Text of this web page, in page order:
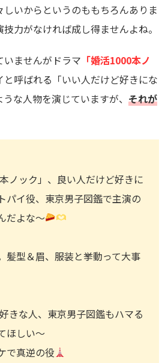
いからというのももちろんありま
力がなければ成し得ませんよね。
いませんがドラマ 「婚活1000本ノ
と呼ばれる「いい人だけど好きにな
な人物を演じていますが、 それが
ノック」、良い人だけど好きに
パイ役、東京男子図鑑で主演の
だよな〜
髪型＆眉、服装と挙動って大事
きな人、東京男子図鑑もハマる
ほしい〜
で真逆の役